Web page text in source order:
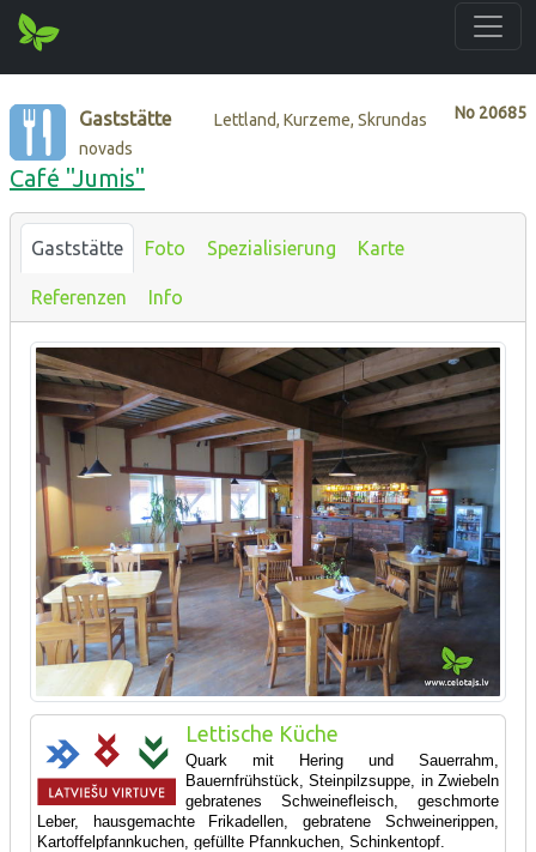
No 20685
Gaststätte
Lettland, Kurzeme, Skrundas
novads
Café "Jumis"
Gaststätte Foto Spezialisierung Karte
Referenzen Info
Lettische Küche
Quark mit Hering und Sauerrahm,
Bauernfrühstück, Steinpilzsuppe, in Zwiebeln
gebratenes Schweinefleisch, geschmorte
Leber, hausgemachte Frikadellen, gebratene Schweinerippen,
Kartoffelpfannkuchen, gefüllte Pfannkuchen, Schinkentopf.